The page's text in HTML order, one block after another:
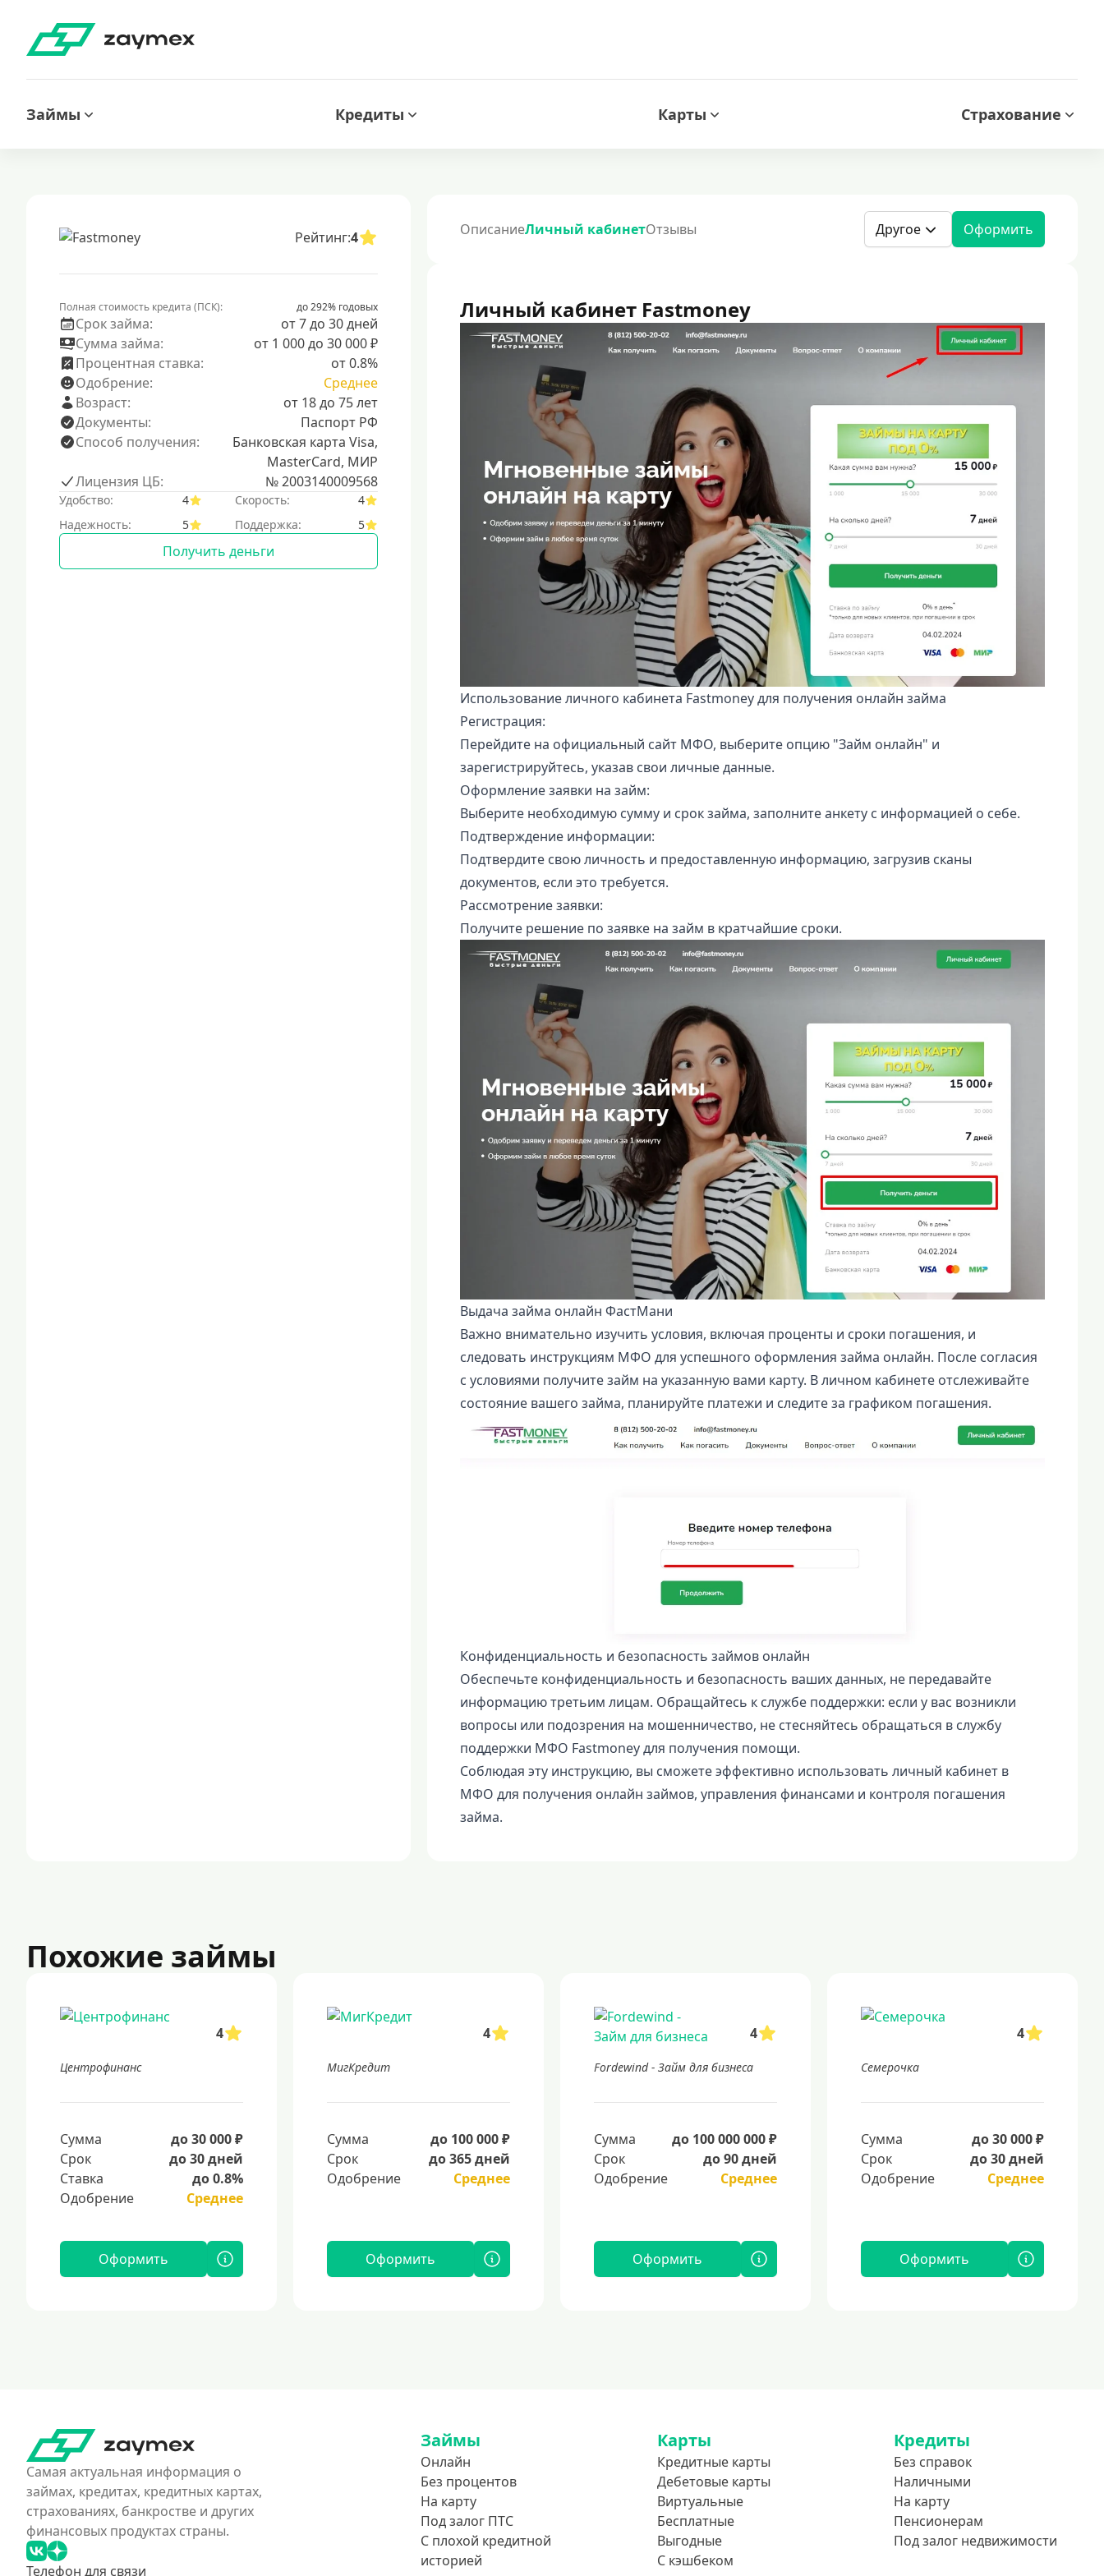
Займы Кредиты Карты Страхование
Рейтинг:4
Полная стоимость кредита (ПСК): до 292% годовых
Срок займа:
от 7 до 30 дней
Сумма займа:
от 1 000 до 30 000 ₽
Процентная ставка:
от 0.8%
Одобрение:
Среднее
Возраст:
от 18 до 75 лет
Документы:
Паспорт РФ
Способ получения:
Банковская карта Visa,
MasterCard, МИР
Лицензия ЦБ:
№ 2003140009568
Удобство: 4 Скорость:
4
Надежность:
5 Поддержка: 5
Получить деньги
ОписаниеЛичный кабинетОтзывы Другое Оформить
Личный кабинет Fastmoney
Использование личного кабинета Fastmoney для получения онлайн займа
Регистрация:
Перейдите на официальный сайт МФО, выберите опцию "Займ онлайн" и
зарегистрируйтесь, указав свои личные данные.
Оформление заявки на займ:
Выберите необходимую сумму и срок займа, заполните анкету с информацией о себе.
Подтверждение информации:
Подтвердите свою личность и предоставленную информацию, загрузив сканы
документов, если это требуется.
Рассмотрение заявки:
Получите решение по заявке на займ в кратчайшие сроки.
Выдача займа онлайн ФастМани
Важно внимательно изучить условия, включая проценты и сроки погашения, и
следовать инструкциям МФО для успешного оформления займа онлайн. После согласия
с условиями получите займ на указанную вами карту. В личном кабинете отслеживайте
состояние вашего займа, планируйте платежи и следите за графиком погашения.
Конфиденциальность и безопасность займов онлайн
Обеспечьте конфиденциальность и безопасность ваших данных, не передавайте
информацию третьим лицам. Обращайтесь к службе поддержки: если у вас возникли
вопросы или подозрения на мошенничество, не стесняйтесь обращаться в службу
поддержки МФО Fastmoney для получения помощи.
Соблюдая эту инструкцию, вы сможете эффективно использовать личный кабинет в
МФО для получения онлайн займов, управления финансами и контроля погашения
займа.
Похожие займы
4
Центрофинанс
Сумма
до 30 000 ₽
Срок
до 30 дней
Ставка
до 0.8%
Одобрение
Среднее
Оформить
4
МигКредит
Сумма
до 100 000 ₽
Срок
до 365 дней
Одобрение
Среднее
Оформить
4
Fordewind - Займ для бизнеса
Сумма
до 100 000 000 ₽
Срок
до 90 дней
Одобрение
Среднее
Оформить
4
Семерочка
Сумма
до 30 000 ₽
Срок
до 30 дней
Одобрение
Среднее
Оформить
Самая актуальная информация о
займах, кредитах, кредитных картах,
страхованиях, банкростве и других
финансовых продуктах страны.
Телефон для связи
Займы
Онлайн
Без процентов
На карту
Под залог ПТС
С плохой кредитной
историей
Карты
Кредитные карты
Дебетовые карты
Виртуальные
Бесплатные
Выгодные
С кэшбеком
Кредиты
Без справок
Наличными
На карту
Пенсионерам
Под залог недвижимости